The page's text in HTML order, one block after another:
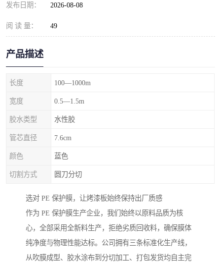
发布日期： 2026-08-08
阅 读 量： 49
产品描述
长度 100—1000m
宽度 0.5—1.5m
胶水类型 水性胶
管芯直径 7.6cm
颜色 蓝色
切割方式 圆刀分切
选对 PE 保护膜，让烤漆板始终保持出厂质感
作为 PE 保护膜生产企业，我们始终以原料品质为核
心，全部采用全新料生产，拒绝劣质回收料，确保膜体
纯净度与物理性能达标。公司拥有三条标准化生产线，
从吹膜成型、胶水涂布到分切加工、打包发货均自主完